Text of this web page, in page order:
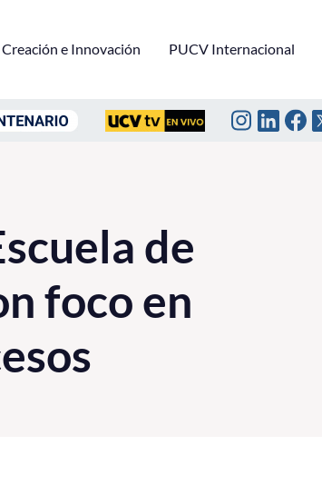
e Innovación PUCV Internacional
de
foco en